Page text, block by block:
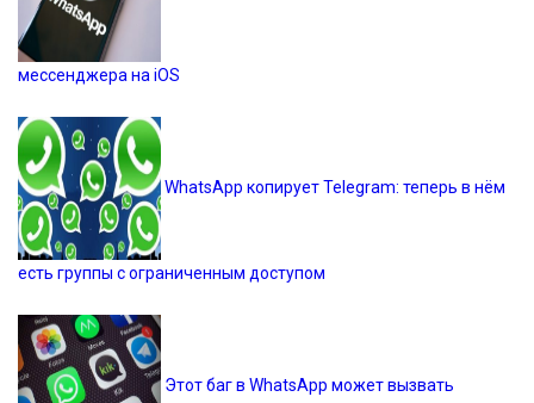
мессенджера на iOS
WhatsApp копирует Telegram: теперь в нём
есть группы с ограниченным доступом
Этот баг в WhatsApp может вызвать